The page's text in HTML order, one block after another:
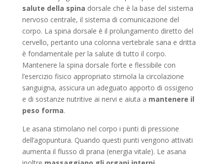
salute della spina dorsale che è la base del sistema
nervoso centrale, il sistema di comunicazione del
corpo. La spina dorsale è il prolungamento diretto del
cervello, pertanto una colonna vertebrale sana e dritta
è fondamentale per la salute di tutto il corpo.
Mantenere la spina dorsale forte e flessibile con
l’esercizio fisico appropriato stimola la circolazione
sanguigna, assicura un adeguato apporto di ossigeno
e di sostanze nutritive ai nervi e aiuta a mantenere il
peso forma.
Le asana stimolano nel corpo i punti di pressione
dell’agopuntura. Quando questi punti vengono attivati
aumenta il flusso di prana (energia vitale). Le asana